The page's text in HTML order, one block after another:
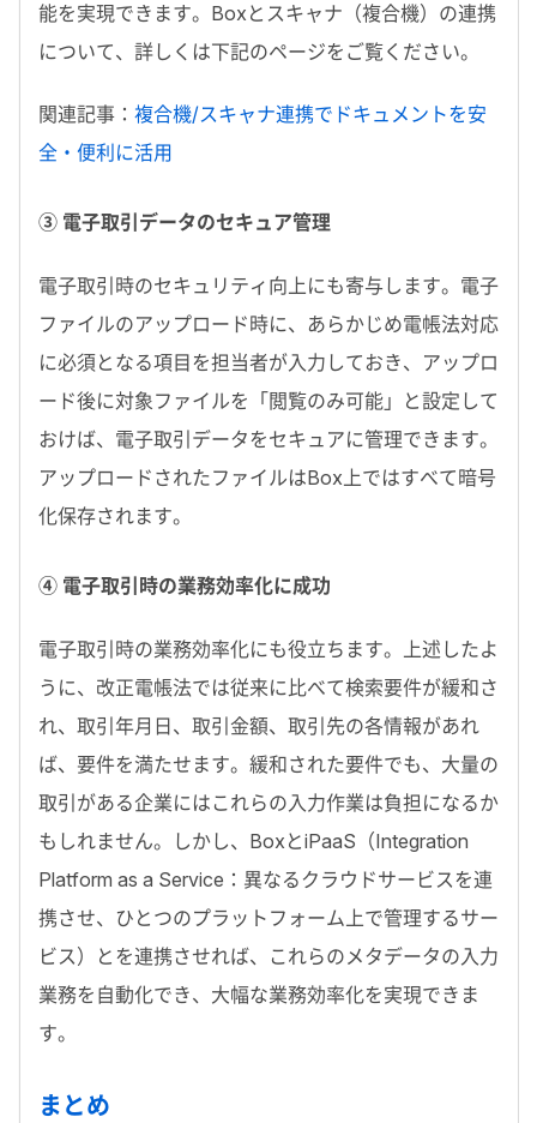
能を実現できます。Boxとスキャナ（複合機）の連携
について、詳しくは下記のページをご覧ください。
関連記事： 複合機/スキャナ連携でドキュメントを安
全・便利に活用
③ 電子取引データのセキュア管理
電子取引時のセキュリティ向上にも寄与します。電子
ファイルのアップロード時に、あらかじめ電帳法対応
に必須となる項目を担当者が入力しておき、アップロ
ード後に対象ファイルを「閲覧のみ可能」と設定して
おけば、電子取引データをセキュアに管理できます。
アップロードされたファイルはBox上ではすべて暗号
化保存されます。
④ 電子取引時の業務効率化に成功
電子取引時の業務効率化にも役立ちます。上述したよ
うに、改正電帳法では従来に比べて検索要件が緩和さ
れ、取引年月日、取引金額、取引先の各情報があれ
ば、要件を満たせます。緩和された要件でも、大量の
取引がある企業にはこれらの入力作業は負担になるか
もしれません。しかし、BoxとiPaaS（Integration
Platform as a Service：異なるクラウドサービスを連
携させ、ひとつのプラットフォーム上で管理するサー
ビス）とを連携させれば、これらのメタデータの入力
業務を自動化でき、大幅な業務効率化を実現できま
す。
まとめ